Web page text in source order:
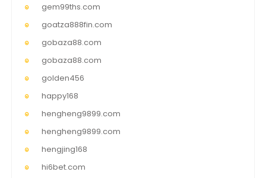
gem99ths.com
goatza888fin.com
gobaza88.com
gobaza88.com
golden456
happy168
hengheng9899.com
hengheng9899.com
hengjing168
hi6bet.com